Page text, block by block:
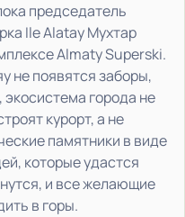
председатель
Ile Alatay Мухтар
Almaty Superski.
не появятся заборы,
города не
курорт, а не
памятники в виде
которые удастся
и все желающие
в горы.